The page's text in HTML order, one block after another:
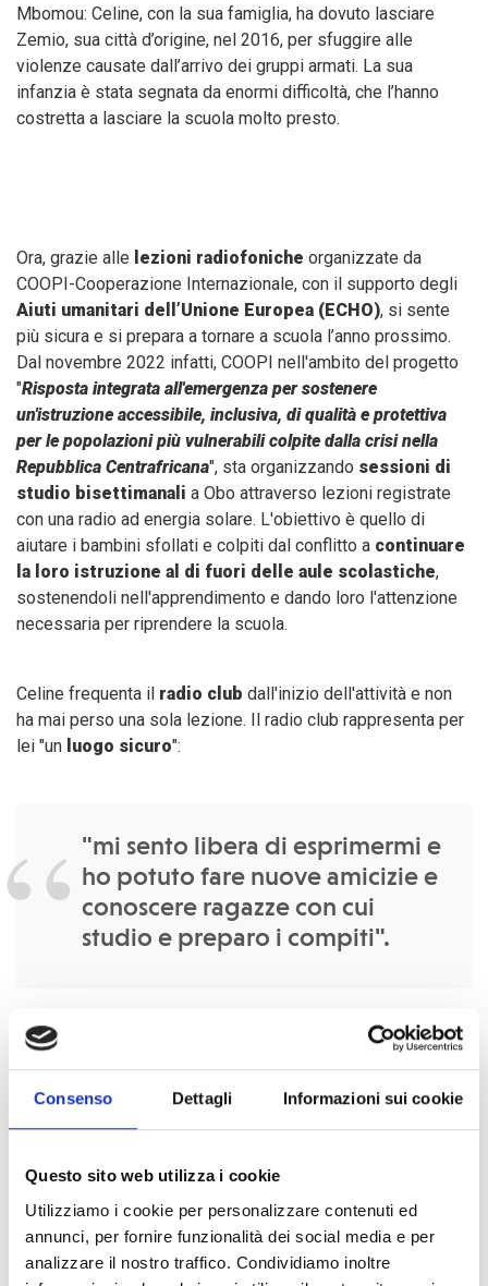
Consenso Dettagli Informazioni sui cookie
Questo sito web utilizza i cookie
Utilizziamo i cookie per personalizzare contenuti ed
annunci, per fornire funzionalità dei social media e per
analizzare il nostro traffico. Condividiamo inoltre
Mbomou: Celine, con la sua famiglia, ha dovuto lasciare
Zemio, sua città d’origine, nel 2016, per sfuggire alle
violenze causate dall’arrivo dei gruppi armati. La sua
infanzia è stata segnata da enormi difficoltà, che l’hanno
costretta a lasciare la scuola molto presto.
Ora, grazie alle lezioni radiofoniche organizzate da
COOPI-Cooperazione Internazionale, con il supporto degli
Aiuti umanitari dell’Unione Europea (ECHO), si sente
più sicura e si prepara a tornare a scuola l’anno prossimo.
Dal novembre 2022 infatti, COOPI nell'ambito del progetto
"Risposta integrata all'emergenza per sostenere
un'istruzione accessibile, inclusiva, di qualità e protettiva
per le popolazioni più vulnerabili colpite dalla crisi nella
Repubblica Centrafricana", sta organizzando sessioni di
studio bisettimanali a Obo attraverso lezioni registrate
con una radio ad energia solare. L'obiettivo è quello di
aiutare i bambini sfollati e colpiti dal conflitto a continuare
la loro istruzione al di fuori delle aule scolastiche,
sostenendoli nell'apprendimento e dando loro l'attenzione
necessaria per riprendere la scuola.
Celine frequenta il radio club dall'inizio dell'attività e non
ha mai perso una sola lezione. Il radio club rappresenta per
lei "un luogo sicuro":
"mi sento libera di esprimermi e
ho potuto fare nuove amicizie e
conoscere ragazze con cui
studio e preparo i compiti".
Grazie a queste lezioni ha ritrovato la
determinazione e la
fiducia in sé stessae, lezione dopo lezione, sta
migliorando le sue capacità di lettura e di calcolo.
Quando ha iniziato a frequentare il radioclub, ha dovuto
chiedevano di rimanere a casa ad aiutare nei lavori
domestici. A poco a poco, grazie anche al sostegno
dell'équipe di COOPI, che ha sensibilizzato la comunità